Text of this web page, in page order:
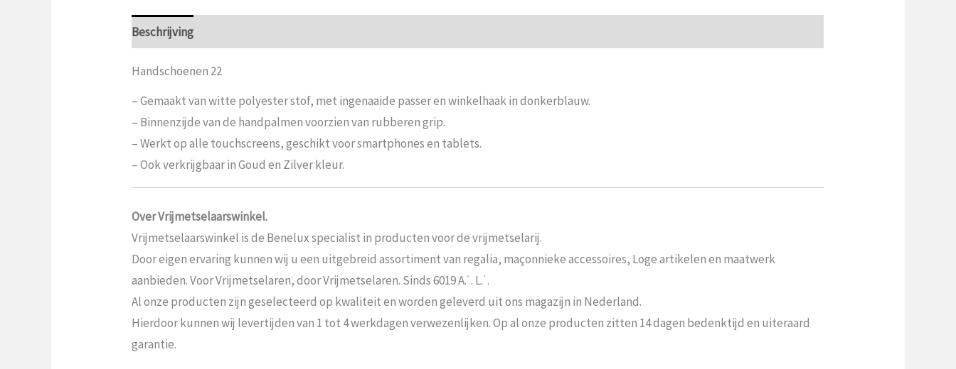
Beschrijving
Handschoenen 22
– Gemaakt van witte polyester stof, met ingenaaide passer en winkelhaak in donkerblauw.
– Binnenzijde van de handpalmen voorzien van rubberen grip.
– Werkt op alle touchscreens, geschikt voor smartphones en tablets.
– Ook verkrijgbaar in Goud en Zilver kleur.
Over Vrijmetselaarswinkel.
Vrijmetselaarswinkel is de Benelux specialist in producten voor de vrijmetselarij.
Door eigen ervaring kunnen wij u een uitgebreid assortiment van regalia, maçonnieke accessoires, Loge artikelen en maatwerk
aanbieden. Voor Vrijmetselaren, door Vrijmetselaren. Sinds 6019 A.˙. L.˙.
Al onze producten zijn geselecteerd op kwaliteit en worden geleverd uit ons magazijn in Nederland.
Hierdoor kunnen wij levertijden van 1 tot 4 werkdagen verwezenlijken. Op al onze producten zitten 14 dagen bedenktijd en uiteraard
garantie.